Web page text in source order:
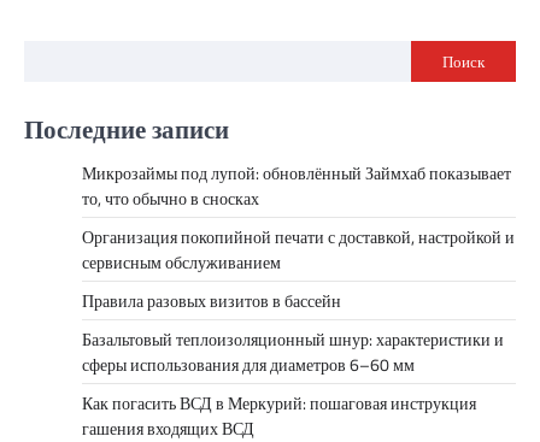
Поиск
Последние записи
Микрозаймы под лупой: обновлённый Займхаб показывает
то, что обычно в сносках
Организация покопийной печати с доставкой, настройкой и
сервисным обслуживанием
Правила разовых визитов в бассейн
Базальтовый теплоизоляционный шнур: характеристики и
сферы использования для диаметров 6–60 мм
Как погасить ВСД в Меркурий: пошаговая инструкция
гашения входящих ВСД